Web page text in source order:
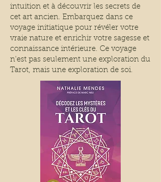
intuition et à découvrir les secrets de
cet art ancien. Embarquez dans ce
voyage initiatique pour révéler votre
vraie nature et enrichir votre sagesse et
connaissance intérieure. Ce voyage
n'est pas seulement une exploration du
Tarot, mais une exploration de soi.